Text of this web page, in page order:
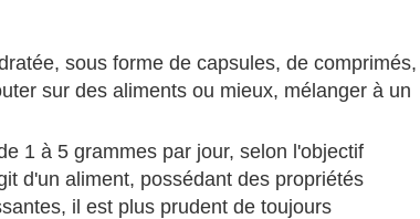
sous forme de capsules, de comprimés,
sur des aliments ou mieux, mélanger à un
1 à 5 grammes par jour, selon l'objectif
d'un aliment, possédant des propriétés
il est plus prudent de toujours